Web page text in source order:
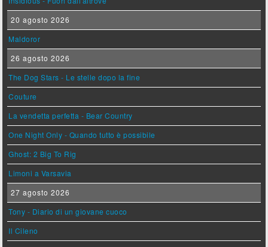
20 agosto 2026
Maldoror
26 agosto 2026
The Dog Stars - Le stelle dopo la fine
Couture
La vendetta perfetta - Bear Country
One Night Only - Quando tutto è possibile
Ghost: 2 Big To Rig
Limoni a Varsavia
27 agosto 2026
Tony - Diario di un giovane cuoco
Il Cileno